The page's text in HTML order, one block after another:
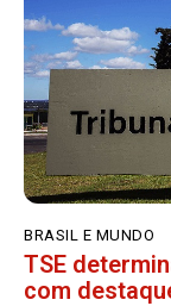
BRASIL E MUNDO
TSE
com